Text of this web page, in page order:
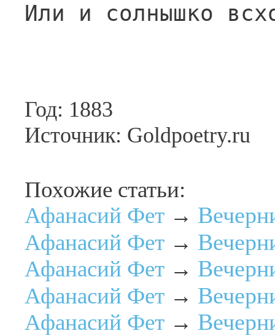
Или и солнышко
Год: 1883
Источник: Goldpoetry.ru
Похожие статьи:
Афанасий Фет →
Афанасий Фет →
Афанасий Фет →
Афанасий Фет →
Афанасий Фет →